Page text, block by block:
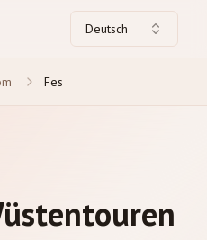
Deutsch
Fes